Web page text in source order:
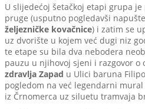
U slijedećoj šetačkoj etapi grupa
pruge (usputno pogledavši
željezničke kovačnice) i zatim se
uz dvorište u kojem već dugi niz
te etape su bila dva nebodera
pauzu u njihovoj sjeni i razgovor o
zdravlja Zapad u Ulici baruna
pogledom na već legendarni
iz Črnomerca uz siluetu tramvaja